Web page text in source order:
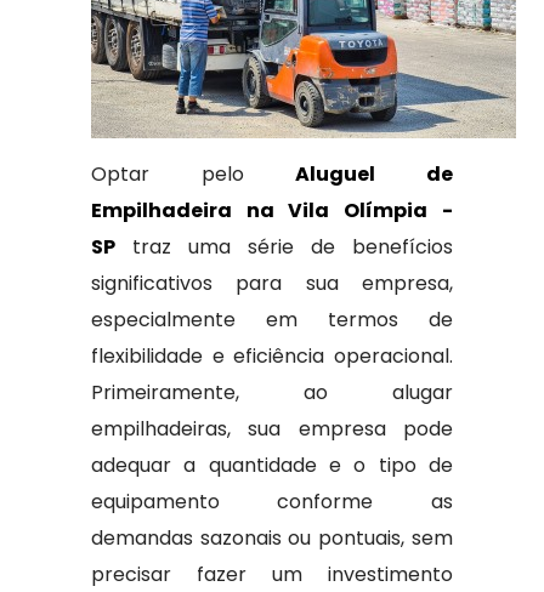
Optar peloAluguel de
Empilhadeira na Vila Olímpia -
SPtraz uma série de benefícios
significativos para sua empresa,
especialmente em termos de
flexibilidade e eficiência operacional.
Primeiramente, ao alugar
empilhadeiras, sua empresa pode
adequar a quantidade e o tipo de
equipamento conforme as
demandas sazonais ou pontuais, sem
precisar fazer um investimento